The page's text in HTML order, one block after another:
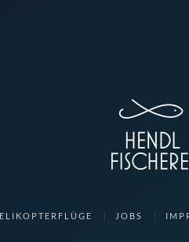
JOBS